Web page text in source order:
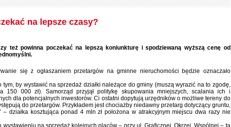
na lepsze czasy?
też powinna poczekać na lepszą koniunkturę i spodziewaną wyższą cenę od
się z ogłaszaniem przetargów na gminne nieruchomości będzie oznaczało
by wystawić na sprzedaż działki należące do gminy (muszą wyrazić na to zgodę,
150 000 zł). Samorząd przyjął politykę skupowania mniejszych, scalania ich i
dla potencjalnych inwestorów. Ci ostatni dopytują urzędników o możliwe tereny do
do przetargów. Przykładem jest chociażby niedawny przetarg dotyczący gruntu,
– działka kosztująca ponad 4 mln zł położona w atrakcyjnym miejscu dwa razy nie
na sprzedaż kolejnych placów – przy ul. Graficznej, Okrzei, Wspólnej – ta